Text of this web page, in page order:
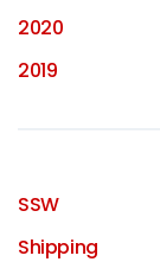
2020
2019
SSW
Shipping